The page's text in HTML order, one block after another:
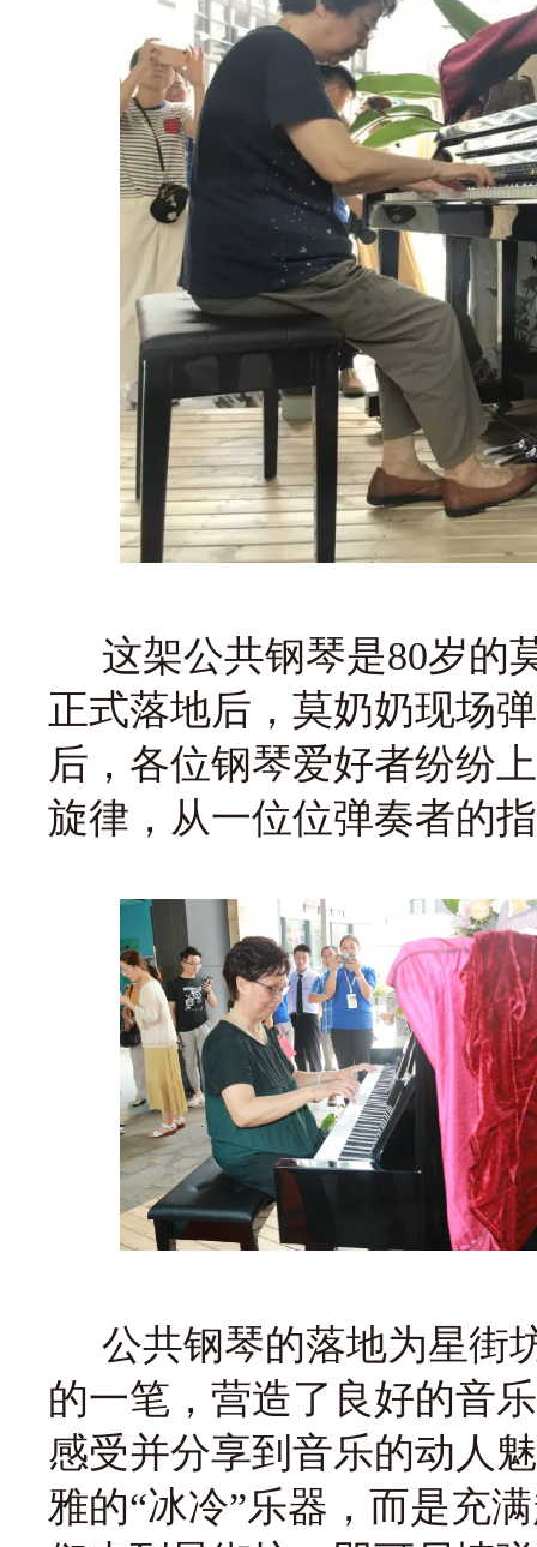
这架公共钢琴是80岁的
正式落地后，莫奶奶现场
后，各位钢琴爱好者纷纷
旋律，从一位位弹奏者的
公共钢琴的落地为星街
的一笔，营造了良好的音
感受并分享到音乐的动人
雅的“冰冷”乐器，而是充